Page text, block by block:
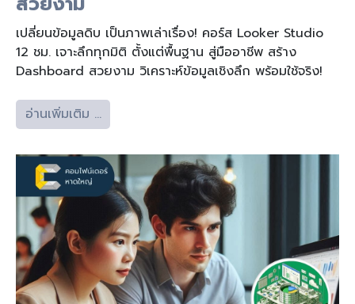
เปลี่ยนข้อมูลดิบ เป็นภาพเล่าเรื่อง! คอร์ส Looker Studio
12 ชม. เจาะลึกทุกมิติ ตั้งแต่พื้นฐาน สู่มืออาชีพ สร้าง
Dashboard สวยงาม วิเคราะห์ข้อมูลเชิงลึก พร้อมใช้จริง!
อ่านเพิ่มเติม …